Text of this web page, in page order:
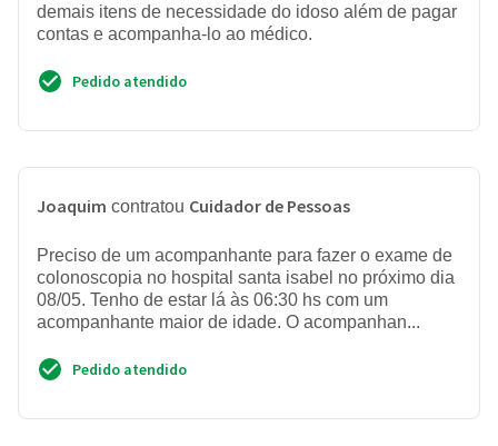
demais itens de necessidade do idoso além de pagar
contas e acompanha-lo ao médico.
Pedido atendido
Joaquim contratou Cuidador de Pessoas
Preciso de um acompanhante para fazer o exame de
colonoscopia no hospital santa isabel no próximo dia
08/05. Tenho de estar lá às 06:30 hs com um
acompanhante maior de idade. O acompanhan...
Pedido atendido